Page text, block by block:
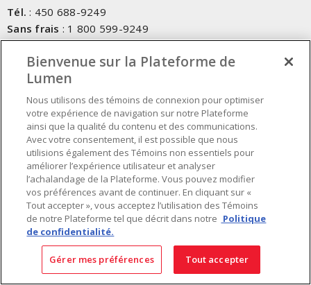
Tél. : 450 688-9249
Sans frais : 1 800 599-9249
Téléc.:450 686-1444
Service d'urgence:1 800 363-0303 (Après les heures de
bureau - 17h00 et 7h00, Frais applicables)
Fait au Canada avec des composants canadiens et importés
INSCRIVEZ-VOUS À L'INFOLETTRE
Obtenez des informations à jour sur les offres de Lumen
Bienvenue sur la Plateforme de
Lumen
Nous utilisons des témoins de connexion pour optimiser
votre expérience de navigation sur notre Plateforme
ainsi que la qualité du contenu et des communications.
Avec votre consentement, il est possible que nous
utilisions également des Témoins non essentiels pour
améliorer l’expérience utilisateur et analyser
l’achalandage de la Plateforme. Vous pouvez modifier
vos préférences avant de continuer. En cliquant sur «
Tout accepter », vous acceptez l’utilisation des Témoins
de notre Plateforme tel que décrit dans notre Politique
de confidentialité.
Gérer mes préférences Tout accepter